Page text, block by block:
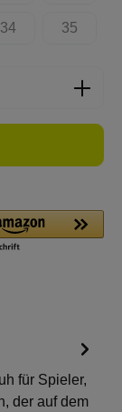
ist zurzeit nicht
34
(Diese Option ist
35
(Diese
für Spieler,
der auf dem